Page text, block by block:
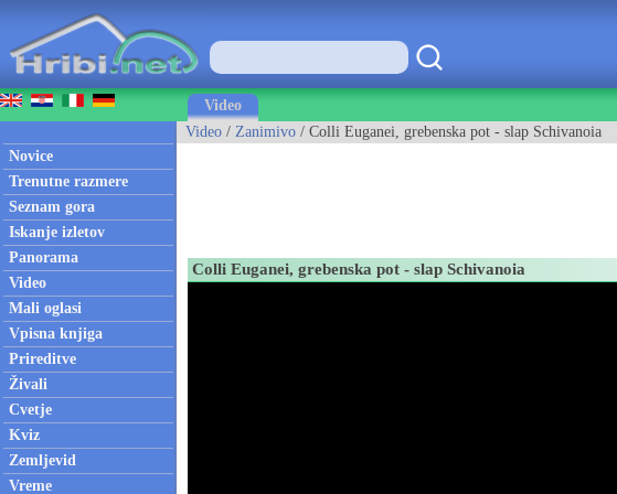
Video
Novice
Trenutne razmere
Seznam gora
Iskanje izletov
Panorama
Video
Mali oglasi
Vpisna knjiga
Prireditve
Živali
Cvetje
Kviz
Zemljevid
Vreme
Video / Zanimivo / Colli Euganei, grebenska pot - slap Schivanoia
Colli Euganei, grebenska pot - slap Schivanoia